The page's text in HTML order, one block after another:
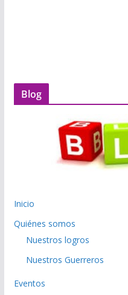
Blog
Inicio
Quiénes somos
Nuestros logros
Nuestros Guerreros
Eventos